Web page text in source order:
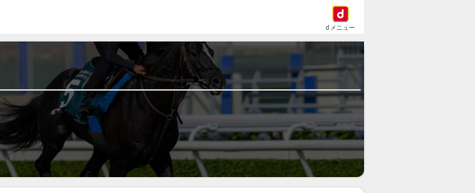
dメニュー